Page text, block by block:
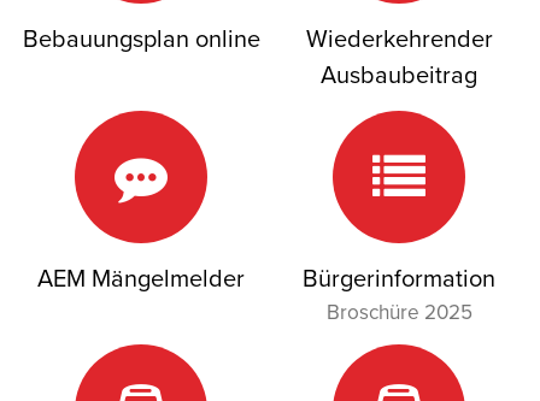
Bebauungsplan online
Wiederkehrender
Ausbaubeitrag
AEM Mängelmelder Bürgerinformation
Broschüre 2025